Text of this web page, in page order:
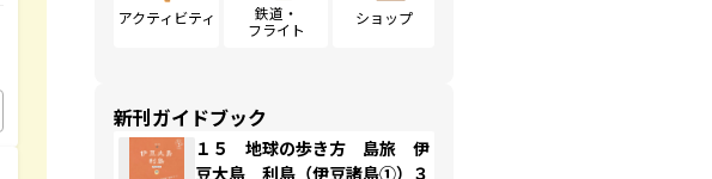
アクティビティ
鉄道・
フライト
ショップ
新刊ガイドブック
１５ 地球の歩き方 島旅 伊
豆大島 利島（伊豆諸島①）３